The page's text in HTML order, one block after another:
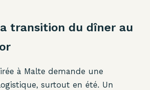
transition du dîner au
à Malte demande une
surtout en été. Un